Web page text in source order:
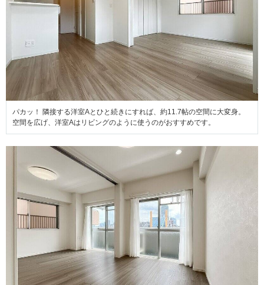
パカッ！ 隣接する洋室Aとひと続きにすれば、約11.7帖の空間に大変身。
空間を広げ、洋室Aはリビングのように使うのがおすすめです。